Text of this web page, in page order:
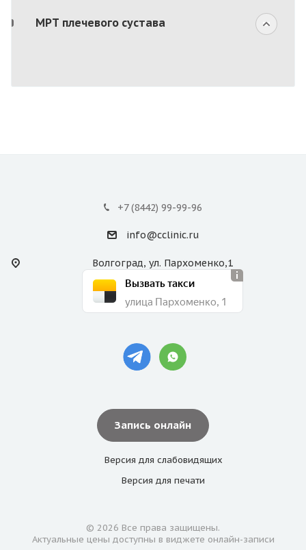
МРТ плечевого сустава
+7 (8442) 99-99-96
info@cclinic.ru
Волгоград, ул. Пархоменко,1
Вызвать такси
улица Пархоменко, 1
Запись онлайн
Версия для слабовидящих
Версия для печати
© 2026 Все права защищены.
Актуальные цены доступны в виджете онлайн-записи